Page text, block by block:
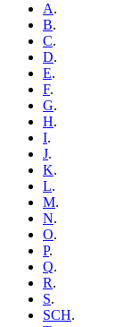
A.
B.
C.
D.
E.
F.
G.
H.
I.
J.
K.
L.
M.
N.
O.
P.
Q.
R.
S.
SCH.